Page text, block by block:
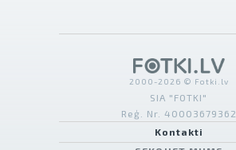
2000-2026 © Fotki.lv
SIA "FOTKI"
Reģ. Nr. 40003679362
Kontakti